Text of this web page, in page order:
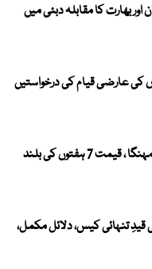
2026، پاکستان اور بھارت کا مقابلہ دبئی میں
کی عارضی قیام کی درخواستیں
عالمی مارکیٹ میں سونا مزید مہنگا ، قیمت 7 ہفتوں کی بلند
قیدِ تنہائی کیس، دلائل مکمل،